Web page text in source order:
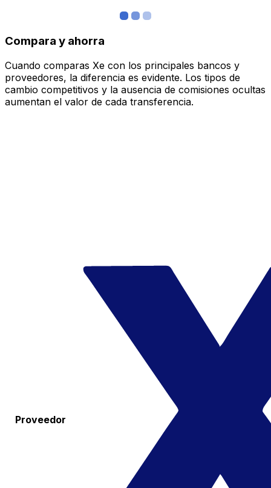
Compara y ahorra
Cuando comparas Xe con los principales bancos y
proveedores, la diferencia es evidente. Los tipos de
cambio competitivos y la ausencia de comisiones ocultas
aumentan el valor de cada transferencia.
Proveedor